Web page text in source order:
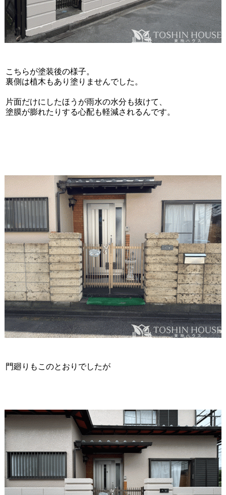
こちらが塗装後の様子。
裏側は植木もあり塗りませんでした。
片面だけにしたほうが雨水の水分も抜けて、
塗膜が膨れたりする心配も軽減されるんです。
門廻りもこのとおりでしたが